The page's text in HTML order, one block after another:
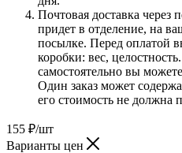
Почтовая доставка через
придет в отделение, на
посылке. Перед оплатой
коробки: вес,
самостоятельно вы
Один заказ может
его стоимость не должна
155 ₽/шт
Варианты цен